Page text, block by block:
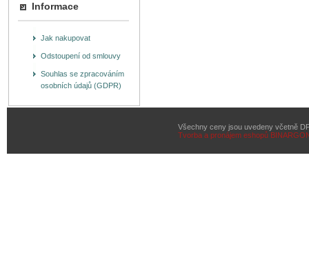
Informace
Jak nakupovat
Odstoupení od smlouvy
Souhlas se zpracováním
osobních údajů (GDPR)
Všechny ceny jsou uvedeny včetně
Tvorba a pronájem eshopů